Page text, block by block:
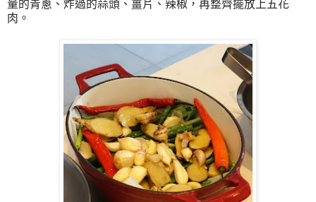
量的青蔥、炸過的蒜頭、薑片、辣椒，再整齊擺放上五花
肉。